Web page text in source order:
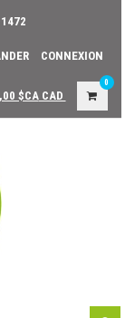
CONNEXION
$CACAD
0